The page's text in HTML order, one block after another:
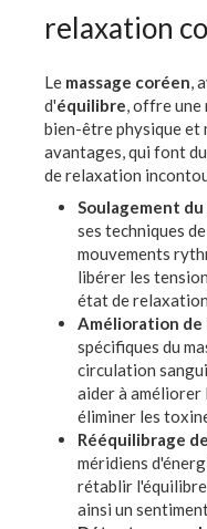
relaxation
Le massage coréen ,
d'équilibre , offre
bien-être physique et
avantages, qui font
de relaxation
Soulagement
ses techniques
mouvements
libérer les
état de
Amélioration
spécifiques du
circulation
aider à améliorer
éliminer les
Rééquilibrage
méridiens
rétablir
ainsi un